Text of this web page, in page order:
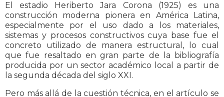
El estadio Heriberto Jara Corona (1925) es una
construcción moderna pionera en América Latina,
especialmente por el uso dado a los materiales,
sistemas y procesos constructivos cuya base fue el
concreto utilizado de manera estructural, lo cual
que fue resaltado en gran parte de la bibliografía
producida por un sector académico local a partir de
la segunda década del siglo XXI.
Pero más allá de la cuestión técnica, en el artículo se